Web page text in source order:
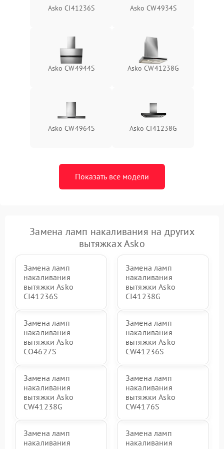
Asko CI41236S Asko CW4934S
Asko CW4944S Asko CW41238G
Asko CW4964S Asko CI41238G
Показать все модели
Замена ламп накаливания на других
вытяжках Asko
Замена ламп
накаливания
вытяжки Asko
CI41236S
Замена ламп
накаливания
вытяжки Asko
CI41238G
Замена ламп
накаливания
вытяжки Asko
CO4627S
Замена ламп
накаливания
вытяжки Asko
CW41236S
Замена ламп
накаливания
вытяжки Asko
CW41238G
Замена ламп
накаливания
вытяжки Asko
CW4176S
Замена ламп
накаливания
Замена ламп
накаливания